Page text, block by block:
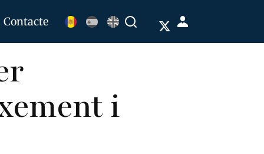
Contacte BuscarMenú
de
i